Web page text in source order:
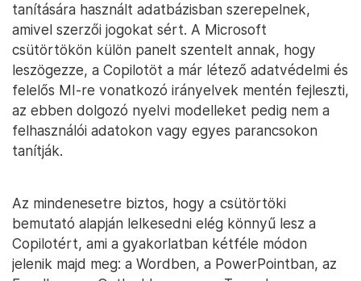
tanítására használt adatbázisban szerepelnek,
amivel szerzői jogokat sért. A Microsoft
csütörtökön külön panelt szentelt annak, hogy
leszögezze, a Copilotöt a már létező adatvédelmi és
felelős MI-re vonatkozó irányelvek mentén fejleszti,
az ebben dolgozó nyelvi modelleket pedig nem a
felhasználói adatokon vagy egyes parancsokon
tanítják.
Az mindenesetre biztos, hogy a csütörtöki
bemutató alapján lelkesedni elég könnyű lesz a
Copilotért, ami a gyakorlatban kétféle módon
jelenik majd meg: a Wordben, a PowerPointban, az